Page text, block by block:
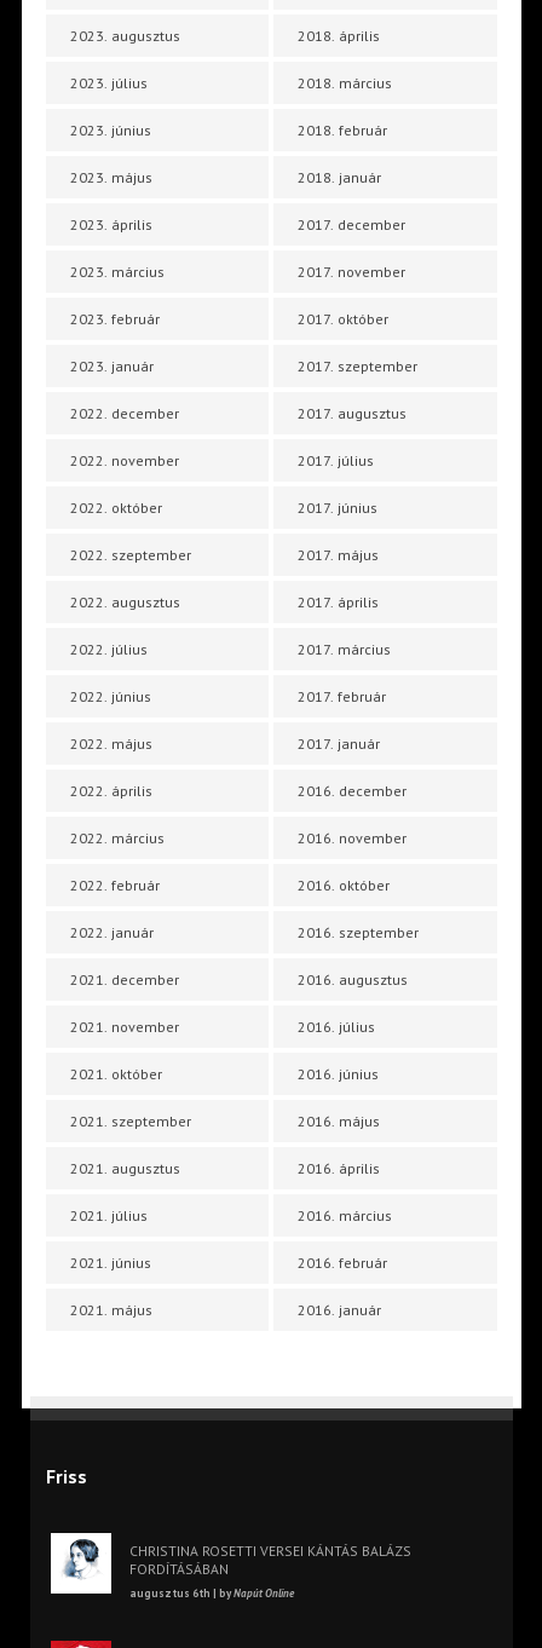
2023. augusztus
2023. július
2023. június
2023. május
2023. április
2023. március
2023. február
2023. január
2022. december
2022. november
2022. október
2022. szeptember
2022. augusztus
2022. július
2022. június
2022. május
2022. április
2022. március
2022. február
2022. január
2021. december
2021. november
2021. október
2021. szeptember
2021. augusztus
2021. július
2021. június
2021. május
2018. április
2018. március
2018. február
2018. január
2017. december
2017. november
2017. október
2017. szeptember
2017. augusztus
2017. július
2017. június
2017. május
2017. április
2017. március
2017. február
2017. január
2016. december
2016. november
2016. október
2016. szeptember
2016. augusztus
2016. július
2016. június
2016. május
2016. április
2016. március
2016. február
2016. január
Friss
CHRISTINA ROSETTI VERSEI KÁNTÁS BALÁZS
FORDÍTÁSÁBAN
augusztus 6th | byNapút Online